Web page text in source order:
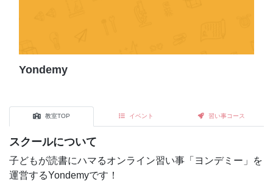
Yondemy
教室TOP イベント 習い事コース
スクールについて
子どもが読書にハマるオンライン習い事「ヨンデミー」を
運営するYondemyです！